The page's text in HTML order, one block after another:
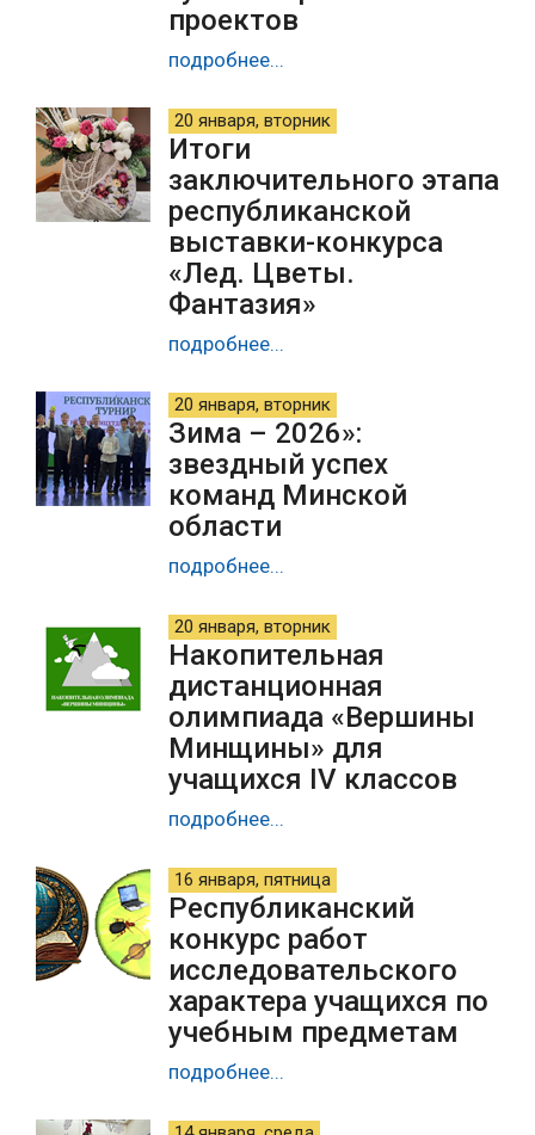
проектов
подробнее...
20 января, вторник
Итоги
заключительного этапа
республиканской
выставки-конкурса
«Лед. Цветы.
Фантазия»
подробнее...
20 января, вторник
Зима – 2026»:
звездный успех
команд Минской
области
подробнее...
20 января, вторник
Накопительная
дистанционная
олимпиада «Вершины
Минщины» для
учащихся IV классов
подробнее...
16 января, пятница
Республиканский
конкурс работ
исследовательского
характера учащихся по
учебным предметам
подробнее...